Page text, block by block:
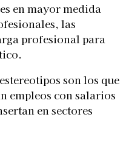
en mayor medida
las
profesional para
son los que
empleos con salarios
en sectores